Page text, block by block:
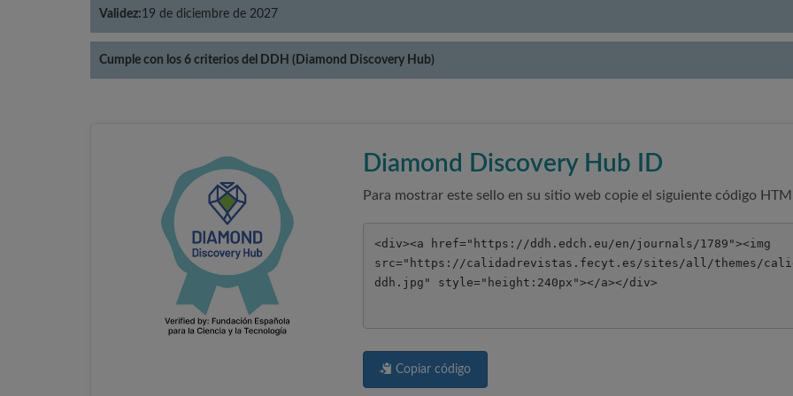
Validez:19 de diciembre de 2027
Cumple con los 6 criterios del DDH (Diamond Discovery Hub)
Diamond Discovery Hub ID
Para mostrar este sello en su sitio web copie el siguiente código
Copiar código